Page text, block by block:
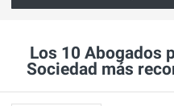
Los 10 Abogados
Sociedad más